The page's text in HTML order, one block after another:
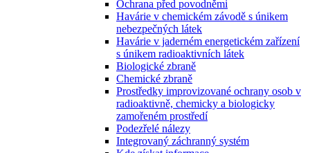
Ochrana před povodněmi
Havárie v chemickém závodě s únikem
nebezpečných látek
Havárie v jaderném energetickém zařízení
s únikem radioaktivních látek
Biologické zbraně
Chemické zbraně
Prostředky improvizované ochrany osob v
radioaktivně, chemicky a biologicky
zamořeném prostředí
Podezřelé nálezy
Integrovaný záchranný systém